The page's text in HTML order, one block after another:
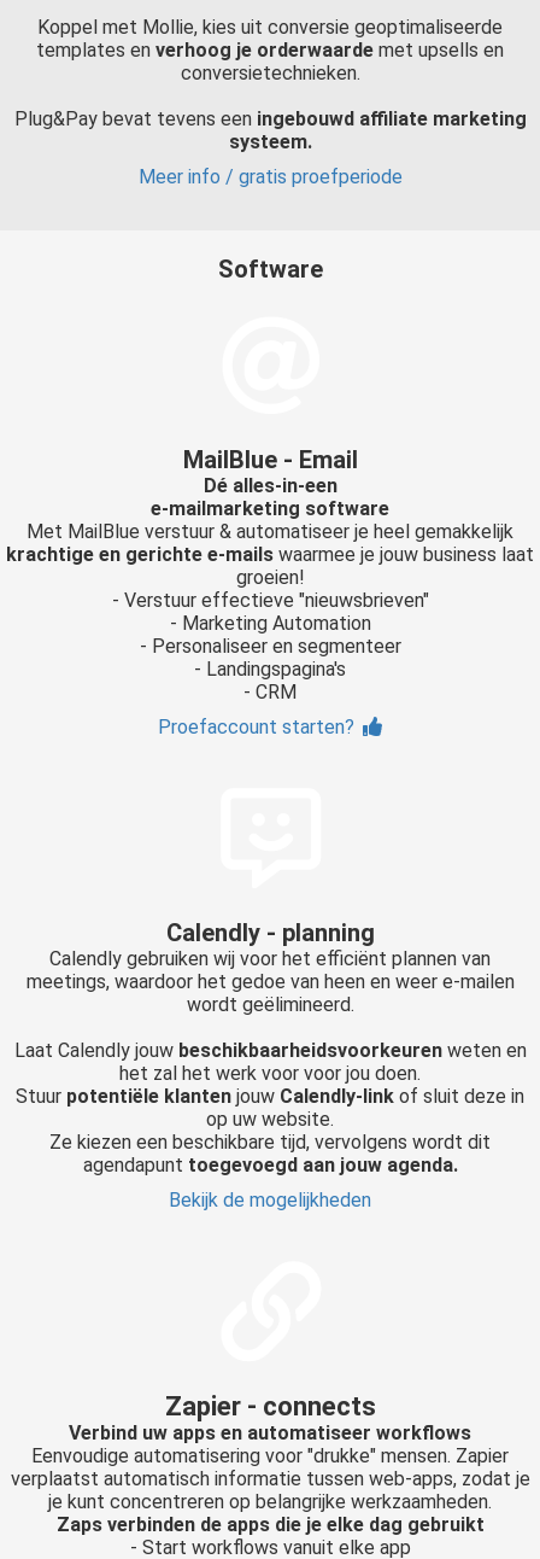
Koppel met Mollie, kies uit conversie geoptimaliseerde
templates en verhoog je orderwaarde met upsells en
conversietechnieken.
Plug&Pay bevat tevens een ingebouwd affiliate marketing
systeem.
Meer info / gratis proefperiode
Software
MailBlue - Email
Dé alles-in-een
e-mailmarketing software
Met MailBlue verstuur & automatiseer je heel gemakkelijk
krachtige en gerichte e-mails waarmee je jouw business laat
groeien!
- Verstuur effectieve "nieuwsbrieven"
- Marketing Automation
- Personaliseer en segmenteer
- Landingspagina's
- CRM
Proefaccount starten?
Calendly - planning
Calendly gebruiken wij voor het efficiënt plannen van
meetings, waardoor het gedoe van heen en weer e-mailen
wordt geëlimineerd.
Laat Calendly jouw beschikbaarheidsvoorkeurenweten en
het zal het werk voor voor jou doen.
Stuur potentiële klanten jouw Calendly-link of sluit deze in
op uw website.
Ze kiezen een beschikbare tijd, vervolgens wordt dit
agendapunt toegevoegd aan jouw agenda.
Bekijk de mogelijkheden
Zapier - connects
Verbind uw apps en automatiseer workflows
Eenvoudige automatisering voor "drukke" mensen. Zapier
verplaatst automatisch informatie tussen web-apps, zodat je
je kunt concentreren op belangrijke werkzaamheden.
Zaps verbinden de apps die je elke dag gebruikt
- Start workflows vanuit elke app